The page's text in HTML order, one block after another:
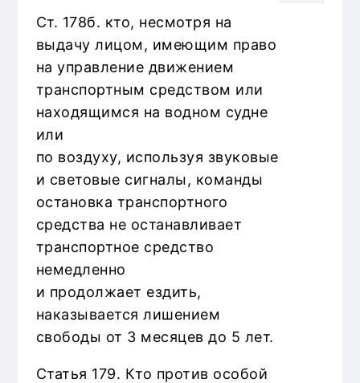
Ст. 178б. кто, несмотря на
выдачу лицом, имеющим право
на управление движением
транспортным средством или
находящимся на водном судне
или
по воздуху, используя звуковые
и световые сигналы, команды
остановка транспортного
средства не останавливает
транспортное средство
немедленно
и продолжает ездить,
наказывается лишением
свободы от 3 месяцев до 5 лет.
Статья 179. Кто против особой